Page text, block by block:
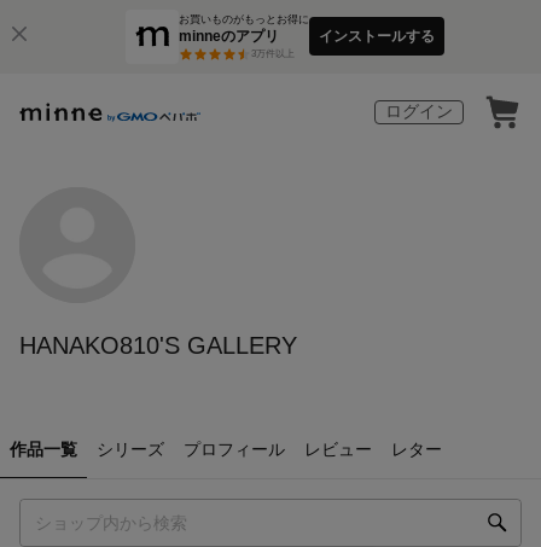
お買いものがもっとお得に
minneのアプリ
3万件以上
インストールする
ログイン
HANAKO810'S GALLERY
作品一覧 シリーズ プロフィール レビュー レター